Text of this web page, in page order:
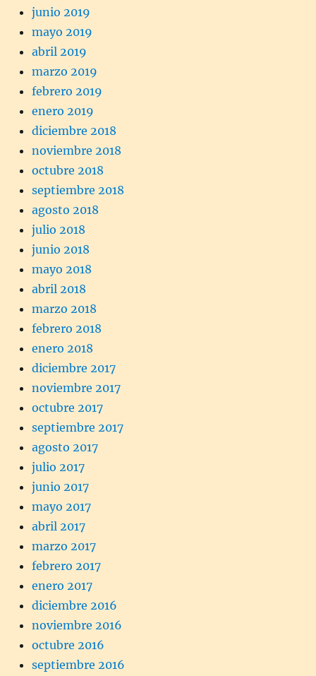
junio 2019
mayo 2019
abril 2019
marzo 2019
febrero 2019
enero 2019
diciembre 2018
noviembre 2018
octubre 2018
septiembre 2018
agosto 2018
julio 2018
junio 2018
mayo 2018
abril 2018
marzo 2018
febrero 2018
enero 2018
diciembre 2017
noviembre 2017
octubre 2017
septiembre 2017
agosto 2017
julio 2017
junio 2017
mayo 2017
abril 2017
marzo 2017
febrero 2017
enero 2017
diciembre 2016
noviembre 2016
octubre 2016
septiembre 2016